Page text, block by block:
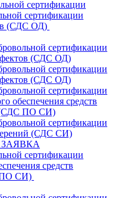
сертификации
сертификации
(СДС ОД)
сертификации
(СДС ОД)
сертификации
(СДС ОД)
сертификации
обеспечения средств
(СДС ПО СИ)
сертификации
(СДС СИ)
сертификации
средств
ПО СИ)